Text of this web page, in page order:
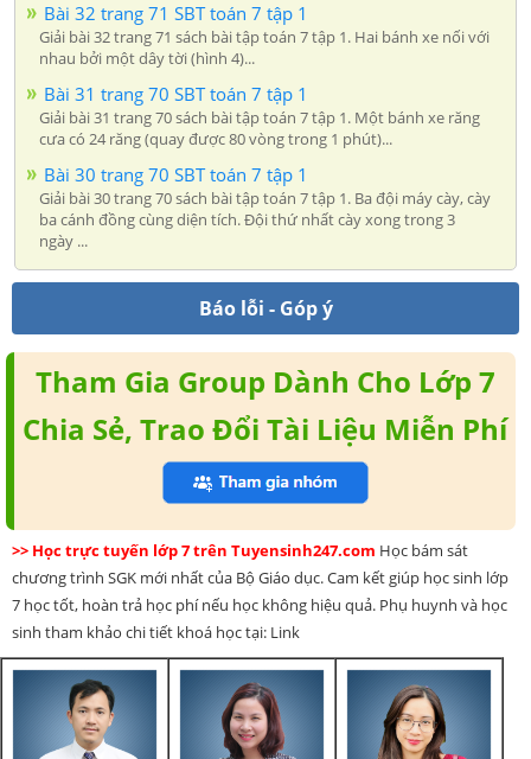
Bài 32 trang 71 SBT toán 7 tập 1
Giải bài 32 trang 71 sách bài tập toán 7 tập 1. Hai bánh xe nối với
nhau bởi một dây tời (hình 4)...
Bài 31 trang 70 SBT toán 7 tập 1
Giải bài 31 trang 70 sách bài tập toán 7 tập 1. Một bánh xe răng
cưa có 24 răng (quay được 80 vòng trong 1 phút)...
Bài 30 trang 70 SBT toán 7 tập 1
Giải bài 30 trang 70 sách bài tập toán 7 tập 1. Ba đội máy cày, cày
ba cánh đồng cùng diện tích. Đội thứ nhất cày xong trong 3
ngày ...
Báo lỗi - Góp ý
Tham Gia Group Dành Cho Lớp 7
Chia Sẻ, Trao Đổi Tài Liệu Miễn Phí
>> Học trực tuyến lớp 7 trên Tuyensinh247.com Học bám sát
chương trình SGK mới nhất của Bộ Giáo dục. Cam kết giúp học sinh lớp
7 học tốt, hoàn trả học phí nếu học không hiệu quả. Phụ huynh và học
sinh tham khảo chi tiết khoá học tại: Link